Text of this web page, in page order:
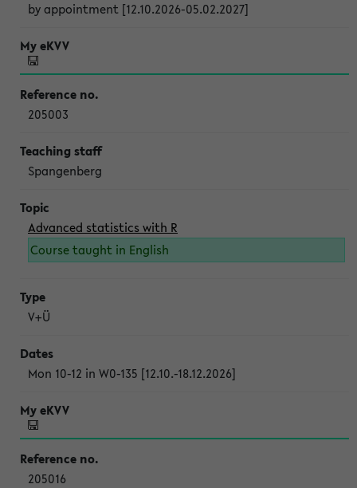
by appointment [12.10.2026-05.02.2027]
205003
Spangenberg
Advanced statistics with R
Course taught in English
V+Ü
Mon 10-12 in W0-135 [12.10.-18.12.2026]
205016